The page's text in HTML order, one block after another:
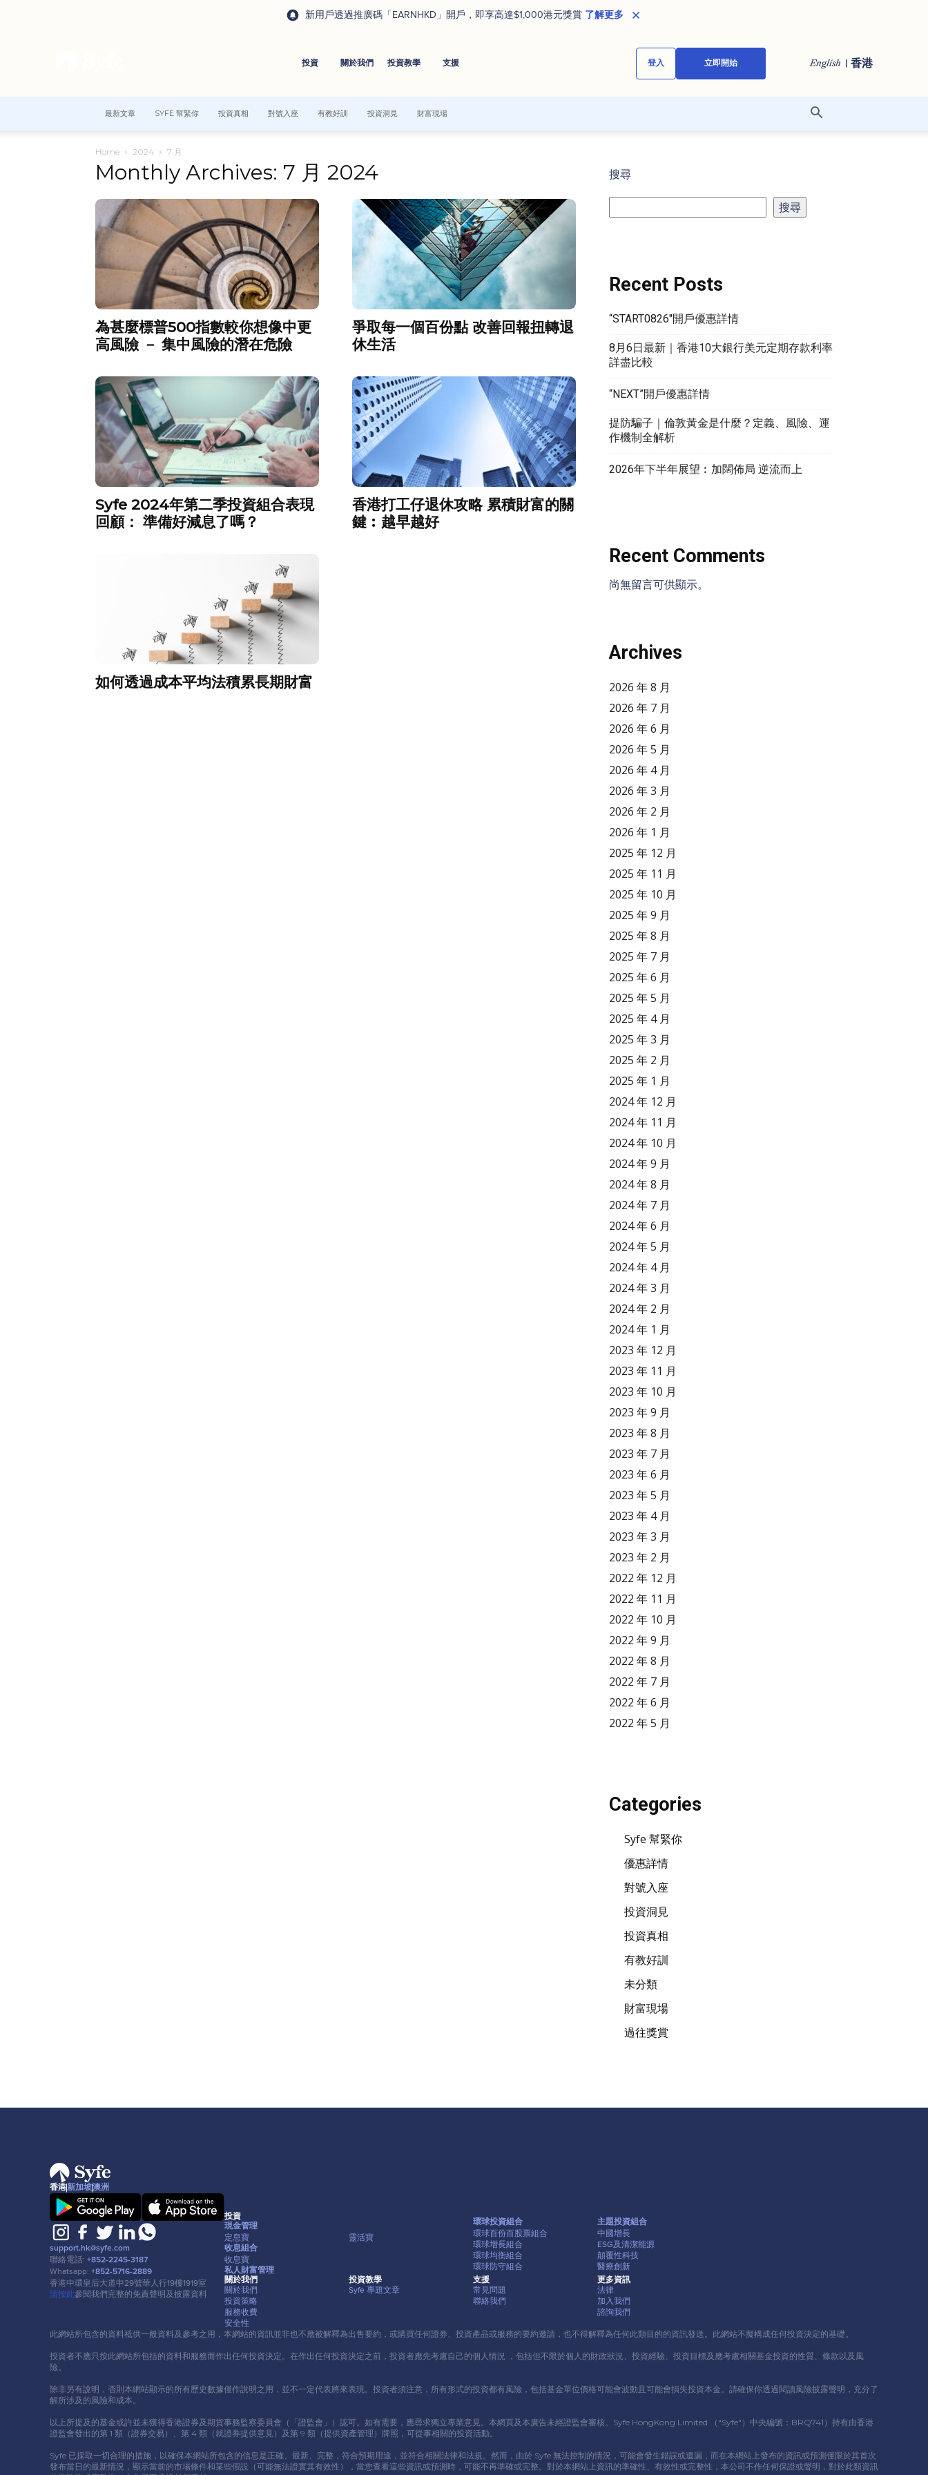
新用戶透過推廣碼「EARNHKD」開戶，即享高達$1,000港元獎賞 了解更多
投資 關於我們 投資教學 ⽀援 登入 立即開始 English | 香港
最新文章 SYFE 幫緊你 投資真相 對號入座 有教好訓 投資洞見 財富現場
Home 2024 7 月
Monthly Archives: 7 月 2024
為甚麼標普500指數較你想像中更
高風險 － 集中風險的潛在危險
爭取每一個百份點 改善回報扭轉退
休生活
Syfe 2024年第二季投資組合表現
回顧： 準備好減息了嗎？
香港打工仔退休攻略 累積財富的關
鍵︰越早越好
如何透過成本平均法積累長期財富
搜尋
搜尋
Recent Posts
“START0826″開戶優惠詳情
8月6日最新｜香港10大銀行美元定期存款利率
詳盡比較
“NEXT”開戶優惠詳情
提防騙子｜倫敦黃金是什麼？定義、風險、運
作機制全解析
2026年下半年展望︰加闊佈局 逆流而上
Recent Comments
尚無留言可供顯示。
Archives
2026 年 8 月
2026 年 7 月
2026 年 6 月
2026 年 5 月
2026 年 4 月
2026 年 3 月
2026 年 2 月
2026 年 1 月
2025 年 12 月
2025 年 11 月
2025 年 10 月
2025 年 9 月
2025 年 8 月
2025 年 7 月
2025 年 6 月
2025 年 5 月
2025 年 4 月
2025 年 3 月
2025 年 2 月
2025 年 1 月
2024 年 12 月
2024 年 11 月
2024 年 10 月
2024 年 9 月
2024 年 8 月
2024 年 7 月
2024 年 6 月
2024 年 5 月
2024 年 4 月
2024 年 3 月
2024 年 2 月
2024 年 1 月
2023 年 12 月
2023 年 11 月
2023 年 10 月
2023 年 9 月
2023 年 8 月
2023 年 7 月
2023 年 6 月
2023 年 5 月
2023 年 4 月
2023 年 3 月
2023 年 2 月
2022 年 12 月
2022 年 11 月
2022 年 10 月
2022 年 9 月
2022 年 8 月
2022 年 7 月
2022 年 6 月
2022 年 5 月
Categories
Syfe 幫緊你
優惠詳情
對號入座
投資洞見
投資真相
有教好訓
未分類
財富現場
過往獎賞
香港新加坡澳洲
support.hk@syfe.com
聯絡電話: +852-2245-3187
Whatsapp: +852-5716-2889
香港中環皇后⼤道中29號華⼈⾏19樓1919室
請按此參閱我們完整的免責聲明及披露資料
投資
現⾦管理
定息寶 靈活寶
收息組合
收息寶
私⼈財富管理
環球投資組合
環球百份百股票組合
環球增長組合
環球均衡組合
環球防守組合
主題投資組合
中國增長
ESG及清潔能源
顛覆性科技
醫療創新
關於我們
關於我們
投資策略
服務收費
安全性
投資教學
Syfe 專題⽂章
⽀援
常⾒問題
聯絡我們
更多資訊
法律
加入我們
諮詢我們
此網站所包含的資料祗供⼀般資料及參考之⽤，本網站的資訊並非也不應被解釋為出售要約，或購買任何證券、投資產品或服務的要約邀請，也不得解釋為任何此類⽬的的資訊發送。此網站不擬構成任何投資決定的基礎。
投資者不應只按此網站所包括的資料和服務⽽作出任何投資決定。在作出任何投資決定之前，投資者應先考慮⾃⼰的個⼈情況 ，包括但不限於個⼈的財政狀況、投資經驗、投資⽬標及應考慮相關基⾦投資的性質、條款以及風
險。
除非另有說明，否則本網站顯示的所有歷史數據僅作說明之⽤，並不⼀定代表將來表現。投資者須注意，所有形式的投資都有風險，包括基⾦單位價格可能會波動且可能會損失投資本⾦。請確保你透過閱讀風險披露聲明，充分了
解所涉及的風險和成本。
以上所提及的基⾦或許並未獲得香港證券及期貨事務監察委員會（「證監會」）認可。如有需要，應尋求獨立專業意⾒。本網頁及本廣告未經證監會審核。Syfe HongKong Limited （“Syfe"）中央編號：BRQ741）持有由香港
證監會發出的第 1 類（證券交易）、第 4 類（就證券提供意⾒）及第 9 類（提供資產管理）牌照，可從事相關的投資活動。
Syfe 已採取⼀切合理的措施，以確保本網站所包含的信息是正確、最新、完整，符合預期⽤途，並符合相關法律和法規。然⽽，由於 Syfe 無法控制的情況，可能會發⽣錯誤或遺漏，⽽在本網站上發布的資訊或預測僅限於其⾸次
發布當⽇的最新情況，顯示當前的市場條件和某些假設（可能無法證實其有效性），當您查看這些資訊或預測時，可能不再準確或完整。對於本網站上資訊的準確性、有效性或完整性，本公司不作任何保證或聲明，對於此類資訊